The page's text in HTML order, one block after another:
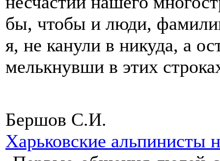
бы, чтобы и люди,
я, не канули в никуда, а
мелькнувши в этих
Бершов С.И.
Харьковские альпинисты